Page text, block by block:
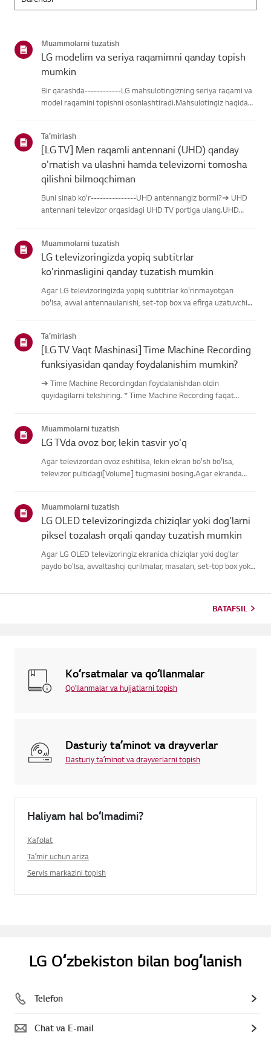
Muammolarni tuzatish
LG modelim va seriya raqamimni qanday topish
mumkin
Bir qarashda------------LG mahsulotingizning seriya raqami va
model raqamini topishni osonlashtiradi.Mahsulotingiz haqidagi
Taʼmirlash
[LG TV] Men raqamli antennani (UHD) qanday
o'rnatish va ulashni hamda televizorni tomosha
qilishni bilmoqchiman
Buni sinab ko'r---------------UHD antennangiz bormi?➔ UHD
antennani televizor orqasidagi UHD TV portiga ulang.UHD
joyga o'rn...
Muammolarni tuzatish
LG televizoringizda yopiq subtitrlar
ko'rinmasligini qanday tuzatish mumkin
Agar LG televizoringizda yopiq subtitrlar ko'rinmayotgan
bo'lsa, avval antennaulanishi, set-top box va efirga uzatuvchi
Taʼmirlash
[LG TV Vaqt Mashinasi] Time Machine Recording
funksiyasidan qanday foydalanishim mumkin?
➔ Time Machine Recordingdan foydalanishdan oldin
quyidagilarni tekshiring. * Time Machine Recording faqat
qurilmalariga ulangan ...
Muammolarni tuzatish
LG TVda ovoz bor, lekin tasvir yo'q
Agar televizordan ovoz eshitilsa, lekin ekran bo'sh bo'lsa,
televizor pultidagi[Volume] tugmasini bosing.Agar ekranda
mumkin.Muammo tashqi quril...
Muammolarni tuzatish
LG OLED televizoringizda chiziqlar yoki dog'larni
piksel tozalash orqali qanday tuzatish mumkin
Agar LG OLED televizoringiz ekranida chiziqlar yoki dog'lar
paydo bo'lsa, avvaltashqi qurilmalar, masalan, set-top box yoki
BATAFSIL
Koʻrsatmalar va qoʻllanmalar
Qoʻllanmalar va hujjatlarni topish
Dasturiy taʼminot va drayverlar
Dasturiy taʼminot va drayverlarni topish
Haliyam hal boʻlmadimi?
Kafolat
Taʼmir uchun ariza
Servis markazini topish
LG Oʻzbekiston bilan bogʻlanish
Telefon
Chat va E-mail